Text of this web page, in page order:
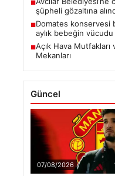
■
şüpheli gözaltına
■Domates konservesi
aylık bebeğin vücudu
■Açık Hava Mutfakları
Mekanları
Güncel
07/08/2026